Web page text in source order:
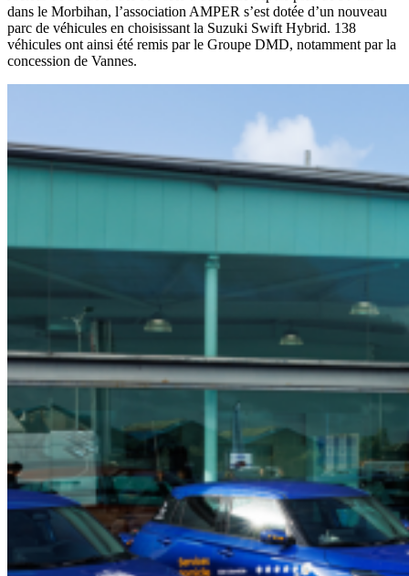
dans le Morbihan, l’association AMPER s’est dotée d’un nouveau
parc de véhicules en choisissant la Suzuki Swift Hybrid. 138
véhicules ont ainsi été remis par le Groupe DMD, notamment par la
concession de Vannes.